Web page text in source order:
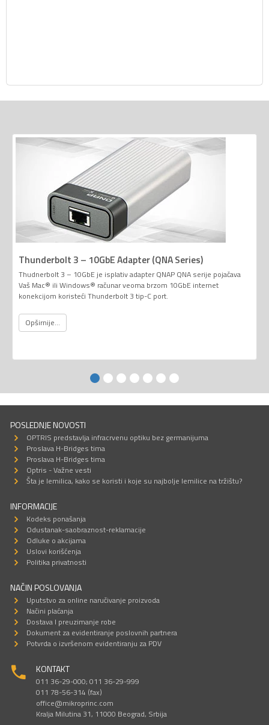
Thunderbolt 3 – 10GbE Adapter (QNA Series)
Thudnerbolt 3 – 10GbE je isplativ adapter QNAP QNA serije pojačava
Vaš Mac® ili Windows® računar veoma brzom 10GbE internet
konekcijom koristeći Thunderbolt 3 tip-C port.
Opširnije...
POSLEDNJE NOVOSTI
OPTRIS predstavlja infracrvenu optiku bez germanijuma
Proslava H-Bridges tima
Proslava H-Bridges tima
Optris - Važne vesti
Šta je lemilica, kako se koristi i koje su najbolje lemilice na tržištu?
INFORMACIJE
Kodeks ponašanja
Odustanak-saobraznost-reklamacije
Odluke o akcijama
Uslovi korišćenja
Politika privatnosti
NAČIN POSLOVANJA
Uputstvo za online naručivanje proizvoda
Načini plaćanja
Dostava I preuzimanje robe
Dokument za evidentiranje poslovnih partnera
Potvrda o izvršenom evidentiranju za PDV
KONTAKT
011 36-29-000; 011 36-29-999
011 78-56-314 (fax)
office@mikroprinc.com
Kralja Milutina 31, 11000 Beograd, Srbija